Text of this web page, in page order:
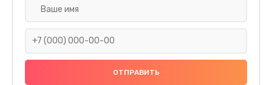
Замена датчика